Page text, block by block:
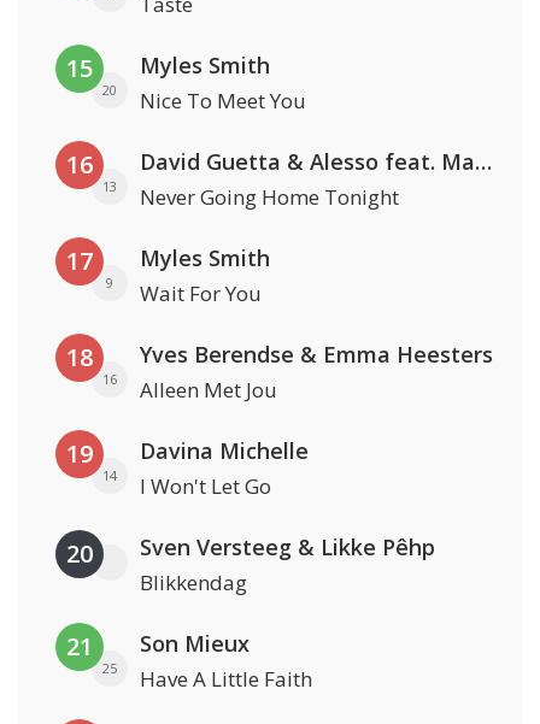
15
20
Myles Smith
Nice To Meet You
16
13
David Guetta & Alesso feat. Madison Love
Never Going Home Tonight
17
9
Myles Smith
Wait For You
18
16
Yves Berendse & Emma Heesters
Alleen Met Jou
19
14
Davina Michelle
I Won't Let Go
20 Sven Versteeg & Likke Pêhp
Blikkendag
21
25
Son Mieux
Have A Little Faith